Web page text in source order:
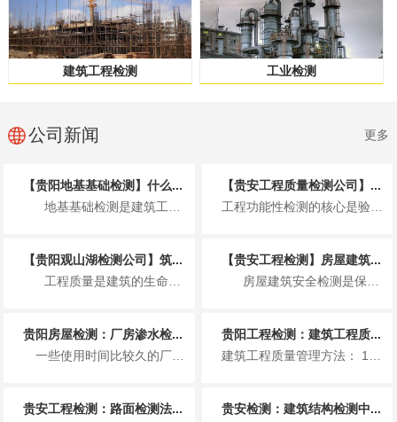
建筑工程检测 工业检测
公司新闻 更多
【贵阳地基基础检测】什么...
地基基础检测是建筑工程开工与施工过程中的关键技术环节，主要针对建筑物底部的地基...
【贵安工程质量检测公司】...
工程功能性检测的核心是验证建筑各系统是否满足设计使用要求，流程需按系统分类推进，且需遵循 “准备→检测→记录→评定→整改...
【贵阳观山湖检测公司】筑...
工程质量是建筑的生命线，而工程质量检测则是守护这条生命线的关键防线。从高楼大厦...
【贵安工程检测】房屋建筑...
房屋建筑安全检测是保障建筑使用寿命、防范安全事故的关键环节，其内容覆盖建筑从结...
贵阳房屋检测：厂房渗水检...
一些使用时间比较久的厂房容易出现漏水情况，尤其是钢结构多采用彩钢板，这种材料耐腐性较差，长期受风雨雪侵袭，容易生锈，在...
贵阳工程检测：建筑工程质...
建筑工程质量管理方法： 1、工程建设阶段的施工质量管理 这个过程中的质量管理包括：1）工序质量控制；2）质量...
贵安工程检测：路面检测法...
贵安检测：建筑结构检测中...